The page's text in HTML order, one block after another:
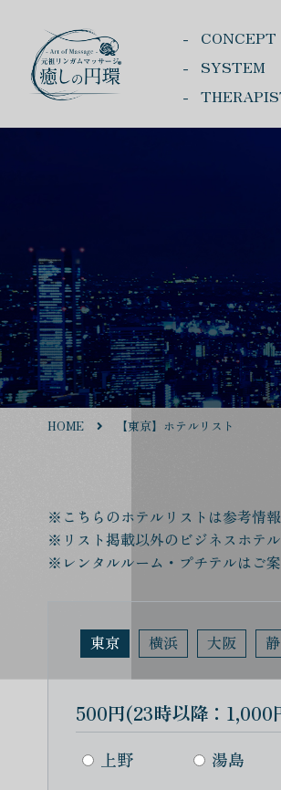
CONCEPT
SYSTEM
HOME 【東京】ホテルリスト
※こちらのホテルリストは参考情報
※リスト掲載以外のビジネスホテ
※レンタルルーム・プチテルはご案
東京 横浜 大阪
500円(23時以降：1,000
上野 湯島